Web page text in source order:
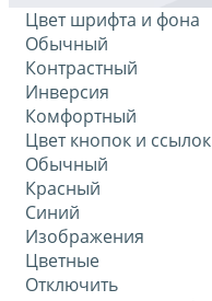
Цвет шрифта и фона
Обычный
Контрастный
Инверсия
Комфортный
Цвет кнопок и ссылок
Обычный
Красный
Синий
Изображения
Цветные
Отключить